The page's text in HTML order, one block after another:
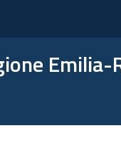
Emilia-